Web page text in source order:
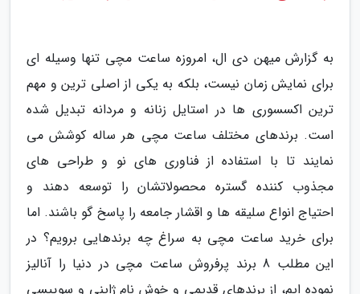
به گزارش میهن دی ال، امروزه ساعت مچی تنها وسیله ای
برای نمایش زمان نیست، بلکه به یکی از اصلی ترین و مهم
ترین اکسسوری ها در استایل زنانه و مردانه تبدیل شده
است. برندهای مختلف ساعت مچی هر ساله کوشش می
نمایند تا با استفاده از فناوری های نو و طراحی های
مجذوب کننده گستره محصولاتشان را توسعه دهند و
احتیاج انواع سلیقه ها و اقشار جامعه را پاسخ گو باشند. اما
برای خرید ساعت مچی به سراغ چه برندهایی برویم؟ در
این مطلب 8 برند پرفروش ساعت مچی در دنیا را آنالیز
نموده ایم، از برندهای قدیمی و خوش نام ژاپنی و سوییسی